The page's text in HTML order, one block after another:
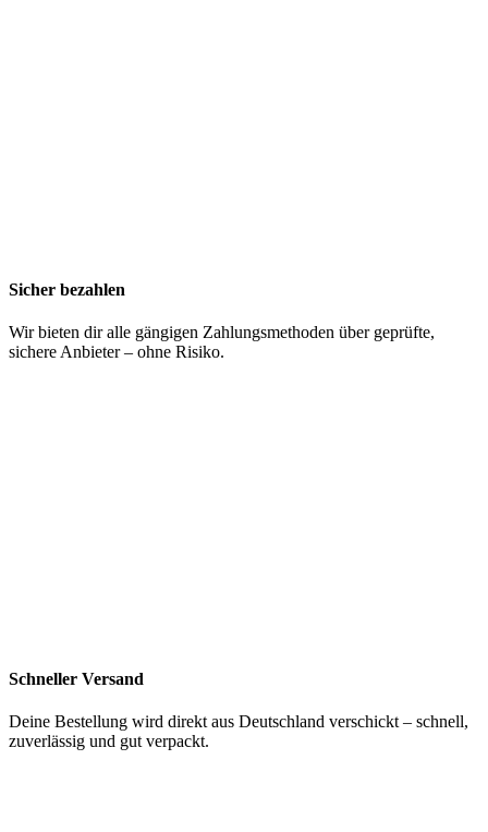
Sicher bezahlen
Wir bieten dir alle gängigen Zahlungsmethoden über geprüfte,
sichere Anbieter – ohne Risiko.
Schneller Versand
Deine Bestellung wird direkt aus Deutschland verschickt – schnell,
zuverlässig und gut verpackt.